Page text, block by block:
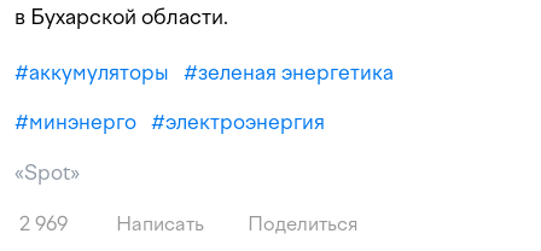
в Бухарской области.
#аккумуляторы #зеленая энергетика
#минэнерго #электроэнергия
«Spot»
2 969 Написать Поделиться